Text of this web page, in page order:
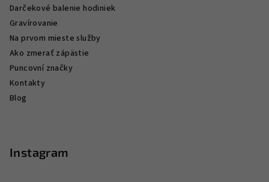
Darčekové balenie hodiniek
Gravírovanie
Na prvom mieste služby
Ako zmerať zápästie
Puncovní značky
Kontakty
Blog
Instagram